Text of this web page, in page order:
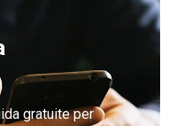
gratuite per